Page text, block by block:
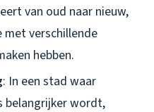
van oud naar nieuw,
verschillende
hebben.
: In een stad waar
belangrijker wordt,